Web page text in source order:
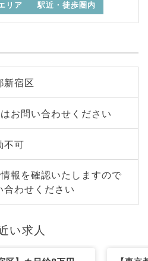
リア 駅近・徒歩圏内
新宿区
お問い合わせください
不可
報を確認いたしますので
合わせください
い求人